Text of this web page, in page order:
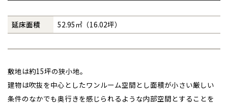
デザイン賞各種受賞
住まいのお手入れ集
安心の管理体制
ニュースリリース
代表ごあいさつ
企業理念
会社概要
会員サイト
延床面積 52.95㎡（16.02坪）
敷地は約15坪の狭小地。
建物は吹抜を中心としたワンルーム空間とし面積が小さい厳しい
条件のなかでも奥行きを感じられるような内部空間とすることを